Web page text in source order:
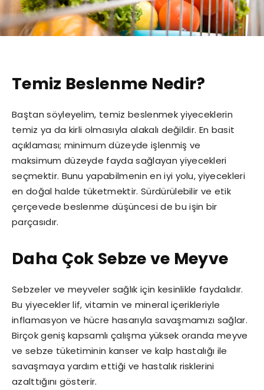
Temiz Beslenme Nedir?
Baştan söyleyelim, temiz beslenmek yiyeceklerin
temiz ya da kirli olmasıyla alakalı değildir. En basit
açıklaması; minimum düzeyde işlenmiş ve
maksimum düzeyde fayda sağlayan yiyecekleri
seçmektir. Bunu yapabilmenin en iyi yolu, yiyecekleri
en doğal halde tüketmektir. Sürdürülebilir ve etik
çerçevede beslenme düşüncesi de bu işin bir
parçasıdır.
Daha Çok Sebze ve Meyve
Sebzeler ve meyveler sağlık için kesinlikle faydalıdır.
Bu yiyecekler lif, vitamin ve mineral içerikleriyle
inflamasyon ve hücre hasarıyla savaşmamızı sağlar.
Birçok geniş kapsamlı çalışma yüksek oranda meyve
ve sebze tüketiminin kanser ve kalp hastalığı ile
savaşmaya yardım ettiği ve hastalık risklerini
azalttığını gösterir.